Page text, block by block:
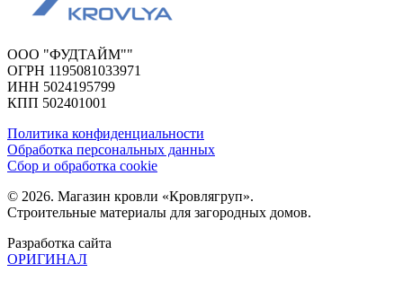
ООО "ФУДТАЙМ""
ОГРН 1195081033971
ИНН 5024195799
КПП 502401001
Политика конфиденциальности
Обработка персональных данных
Сбор и обработка cookie
© 2026. Магазин кровли «Кровлягруп».
Строительные материалы для загородных домов.
Разработка сайта
ОРИГИНАЛ